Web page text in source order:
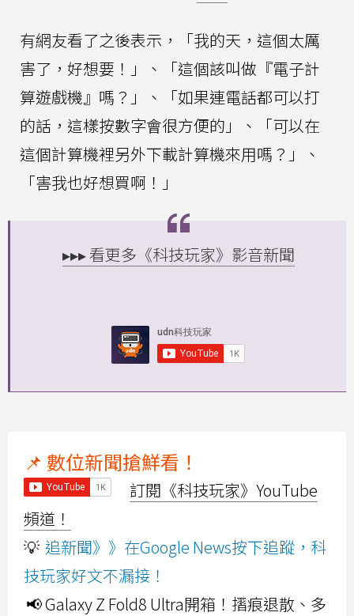
有網友看了之後表示，「我的天，這個太厲
害了，好想要！」、「這個該叫做『電子計
算遊戲機』嗎？」、「如果連電話都可以打
的話，這樣按數字會很方便的」、「可以在
這個計算機裡另外下載計算機來用嗎？」、
「害我也好想買啊！」
▸▸▸ 看更多《科技玩家》影音新聞
📌 數位新聞搶鮮看！
訂閱《科技玩家》YouTube
頻道！
💡 追新聞》》在Google News按下追蹤，科
技玩家好文不漏接！
📢 Galaxy Z Fold8 Ultra開箱！摺痕退散、多